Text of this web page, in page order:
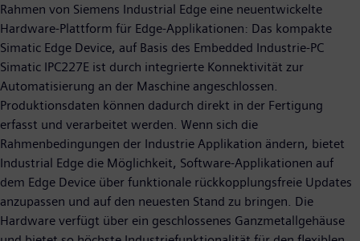
Rahmen von Siemens Industrial Edge eine neuentwickelte
Hardware-Plattform für Edge-Applikationen: Das kompakte
Simatic Edge Device, auf Basis des Embedded Industrie-PC
Simatic IPC227E ist durch integrierte Konnektivität zur
Automatisierung an der Maschine angeschlossen.
Produktionsdaten können dadurch direkt in der Fertigung
erfasst und verarbeitet werden. Wenn sich die
Rahmenbedingungen der Industrie Applikation ändern, bietet
Industrial Edge die Möglichkeit, Software-Applikationen auf
dem Edge Device über funktionale rückkopplungsfreie Updates
anzupassen und auf den neuesten Stand zu bringen. Die
Hardware verfügt über ein geschlossenes Ganzmetallgehäuse